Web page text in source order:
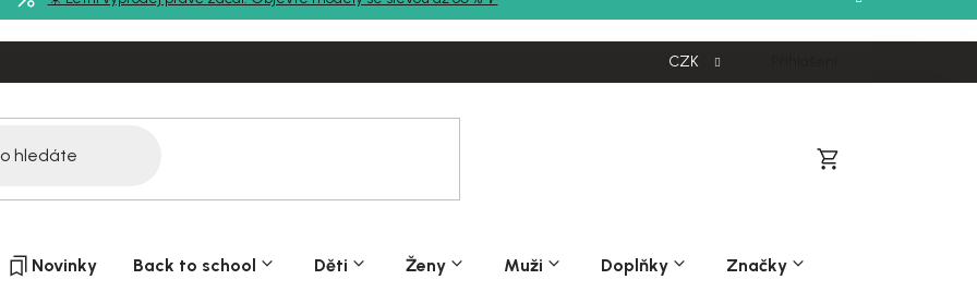
CZK
Nákupní
Novinky Back to school Děti Ženy Muži Doplňky Značky